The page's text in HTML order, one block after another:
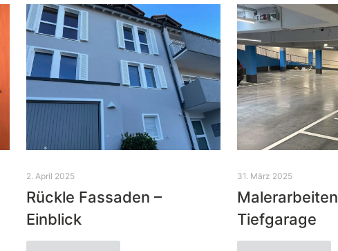
2. April 2025
Rückle Fassaden –
Einblick
31. März 2025
Tiefgarage